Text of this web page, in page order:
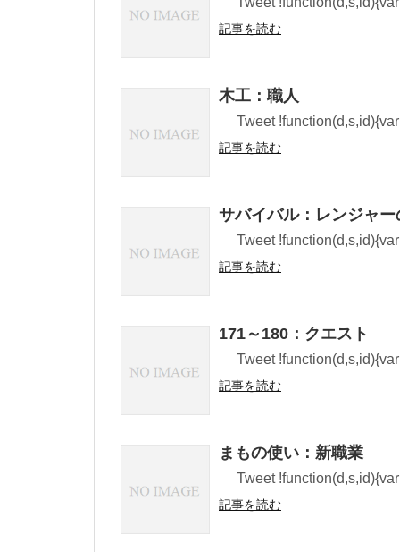
記事を読む
木工：職人
Tweet !function(d,s,id){var
記事を読む
サバイバル：レンジャ
Tweet !function(d,s,id){var
記事を読む
171～180：クエスト
Tweet !function(d,s,id){var
記事を読む
まもの使い：新職業
Tweet !function(d,s,id){var
記事を読む